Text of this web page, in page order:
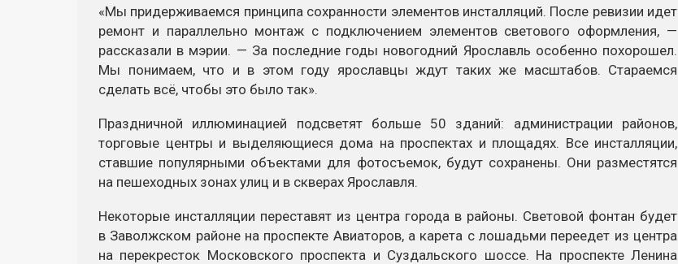
«Мы придерживаемся принципа сохранности элементов инсталляций. После ревизии идет
ремонт и параллельно монтаж с подключением элементов светового оформления, —
рассказали в мэрии. — За последние годы новогодний Ярославль особенно похорошел.
Мы понимаем, что и в этом году ярославцы ждут таких же масштабов. Стараемся
сделать всё, чтобы это было так».
Праздничной иллюминацией подсветят больше 50 зданий: администрации районов,
торговые центры и выделяющиеся дома на проспектах и площадях. Все инсталляции,
ставшие популярными объектами для фотосъемок, будут сохранены. Они разместятся
на пешеходных зонах улиц и в скверах Ярославля.
Некоторые инсталляции переставят из центра города в районы. Световой фонтан будет
в Заволжском районе на проспекте Авиаторов, а карета с лошадьми переедет из центра
на перекресток Московского проспекта и Суздальского шоссе. На проспекте Ленина